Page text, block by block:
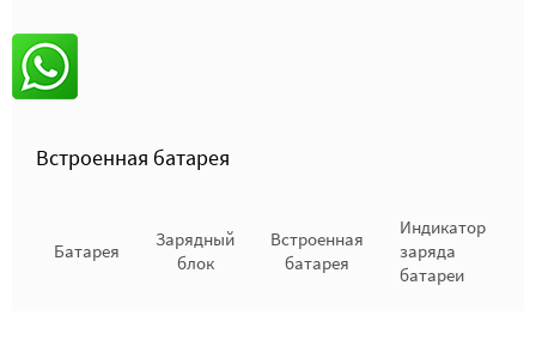
Встроенная батарея
Батарея
Зарядный
блок
Встроенная
батарея
Индикатор
заряда
батареи